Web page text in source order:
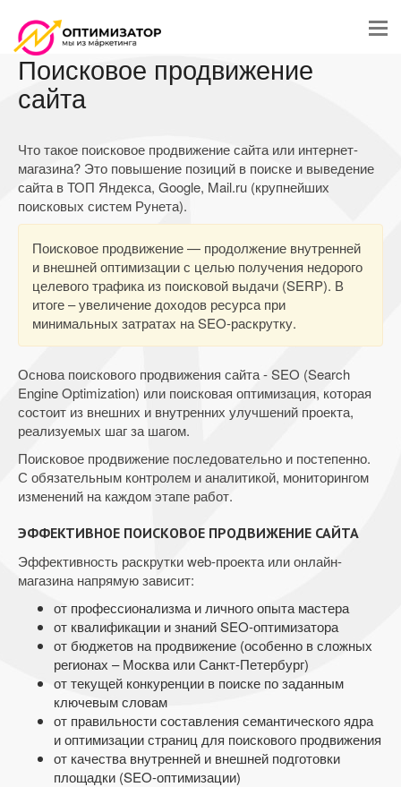
Поисковое продвижение
сайта
Что такое поисковое продвижение сайта или интернет-
магазина? Это повышение позиций в поиске и выведение
сайта в ТОП Яндекса, Google, Mail.ru (крупнейших
поисковых систем Рунета).
Поисковое продвижение — продолжение внутренней
и внешней оптимизации с целью получения недорого
целевого трафика из поисковой выдачи (SERP). В
итоге – увеличение доходов ресурса при
минимальных затратах на SEO-раскрутку.
Основа поискового продвижения сайта - SEO (Search
Engine Optimization) или поисковая оптимизация, которая
состоит из внешних и внутренних улучшений проекта,
реализуемых шаг за шагом.
Поисковое продвижение последовательно и постепенно.
С обязательным контролем и аналитикой, мониторингом
изменений на каждом этапе работ.
ЭФФЕКТИВНОЕ ПОИСКОВОЕ ПРОДВИЖЕНИЕ САЙТА
Эффективность раскрутки web-проекта или онлайн-
магазина напрямую зависит:
от профессионализма и личного опыта мастера
от квалификации и знаний SEO-оптимизатора
от бюджетов на продвижение (особенно в сложных
регионах – Москва или Санкт-Петербург)
от текущей конкуренции в поиске по заданным
ключевым словам
от правильности составления семантического ядра
и оптимизации страниц для поискового продвижения
от качества внутренней и внешней подготовки
площадки (SEO-оптимизации)